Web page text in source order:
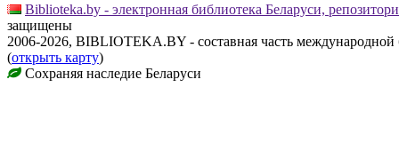
Biblioteka.by - электронная библиотека Беларуси,
защищены
2006-2026, BIBLIOTEKA.BY - составная часть
(открыть карту)
Сохраняя наследие Беларуси